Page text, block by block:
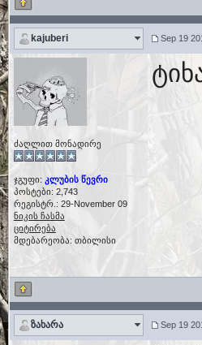
kajuberi Sep 19
ძაღლით მონადირე
ჯგუფი: კლუბის წევრი
პოსტები: 2,743
რეგისტრ.: 29-November 09
ნიკის ჩასმა
ციტირება
მდებარეობა: თბილისი
ზახარა Sep 19